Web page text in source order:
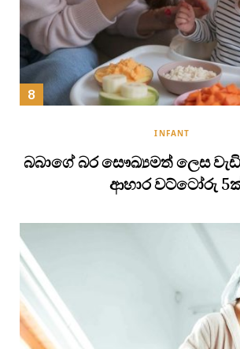
INFANT
බබාගේ බර සෞඛ්‍යමත් ලෙස
ආහාර වට්ටෝරු